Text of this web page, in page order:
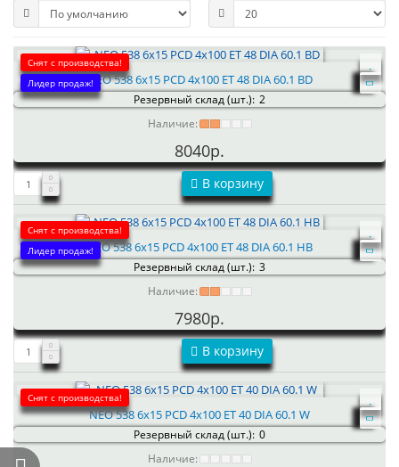
Снят с производства!
Лидер продаж!NEO 538 6x15 PCD 4x100 ET 48 DIA 60.1 BD
Резервный склад (шт.): 2
Наличие:
8040р.
В корзину
Снят с производства!
Лидер продаж!NEO 538 6x15 PCD 4x100 ET 48 DIA 60.1 HB
Резервный склад (шт.): 3
Наличие:
7980р.
В корзину
Снят с производства!
NEO 538 6x15 PCD 4x100 ET 40 DIA 60.1 W
Резервный склад (шт.): 0
Наличие: